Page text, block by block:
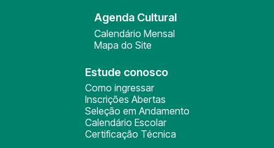
Agenda Cultural
Calendário Mensal
Mapa do Site
Estude conosco
Como ingressar
Inscrições Abertas
Seleção em Andamento
Calendário Escolar
Certificação Técnica